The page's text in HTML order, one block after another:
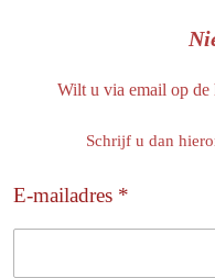
Wilt u via email op de
Schrijf u dan
E-mailadres *